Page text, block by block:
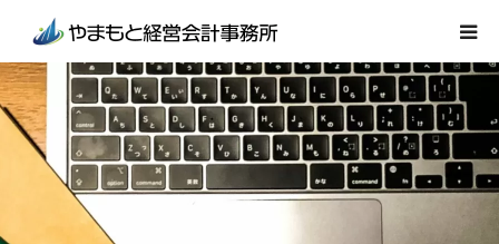
事業所紹介
業務内容